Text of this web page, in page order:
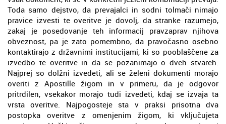
Toda samo dejstvo, da prevajalci in sodni tolmači nimajo
pravice izvesti te overitve je dovolj, da stranke razumejo,
zakaj je posedovanje teh informacij pravzaprav njihova
obveznost, pa je zato pomembno, da pravočasno osebno
kontaktirajo z državnimi institucijami, ki so pooblaščene za
izvedbo te overitve in da se pozanimajo o dveh stvareh.
Najprej so dolžni izvedeti, ali se želeni dokumenti morajo
overiti z Apostille žigom in v primeru, da je odgovor
pritrdilen, vsekakor morajo tudi izvedeti, kdaj se izvaja ta
vrsta overitve. Najpogosteje sta v praksi prisotna dva
postopka overitve z omenjenim žigom, ki vključujeta